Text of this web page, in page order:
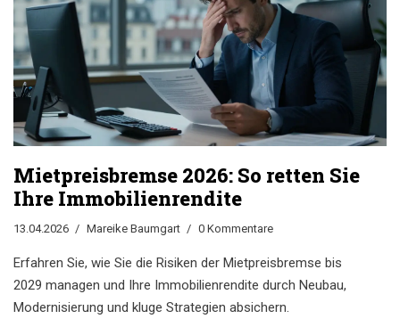
Mietpreisbremse 2026: So retten Sie
Ihre Immobilienrendite
13.04.2026 Mareike Baumgart 0 Kommentare
Erfahren Sie, wie Sie die Risiken der Mietpreisbremse bis
2029 managen und Ihre Immobilienrendite durch Neubau,
Modernisierung und kluge Strategien absichern.